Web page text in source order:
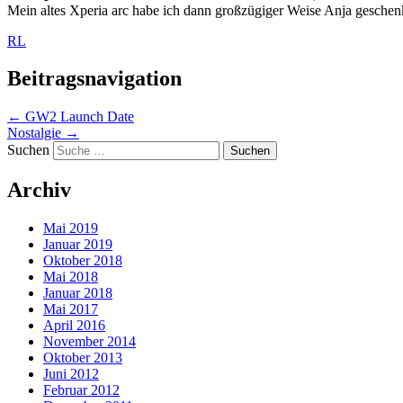
Mein altes Xperia arc habe ich dann großzügiger Weise Anja
RL
Beitragsnavigation
← GW2 Launch Date
Nostalgie →
Suchen
Archiv
Mai 2019
Januar 2019
Oktober 2018
Mai 2018
Januar 2018
Mai 2017
April 2016
November 2014
Oktober 2013
Juni 2012
Februar 2012